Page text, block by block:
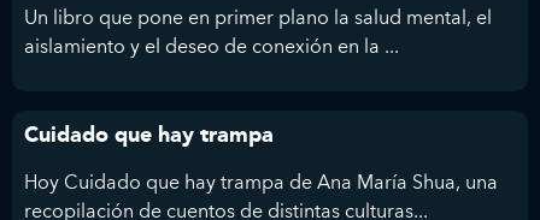
Un libro que pone en primer plano la salud mental, el
aislamiento y el deseo de conexión en la ...
Cuidado que hay trampa
Hoy Cuidado que hay trampa de Ana María Shua, una
recopilación de cuentos de distintas culturas...